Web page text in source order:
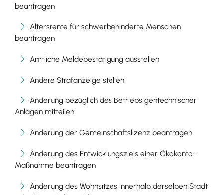
beantragen
Altersrente für schwerbehinderte Menschen
beantragen
Amtliche Meldebestätigung ausstellen
Andere Strafanzeige stellen
Änderung bezüglich des Betriebs gentechnischer
Anlagen mitteilen
Änderung der Gemeinschaftslizenz beantragen
Änderung des Entwicklungsziels einer Ökokonto-
Maßnahme beantragen
Änderung des Wohnsitzes innerhalb derselben Stadt